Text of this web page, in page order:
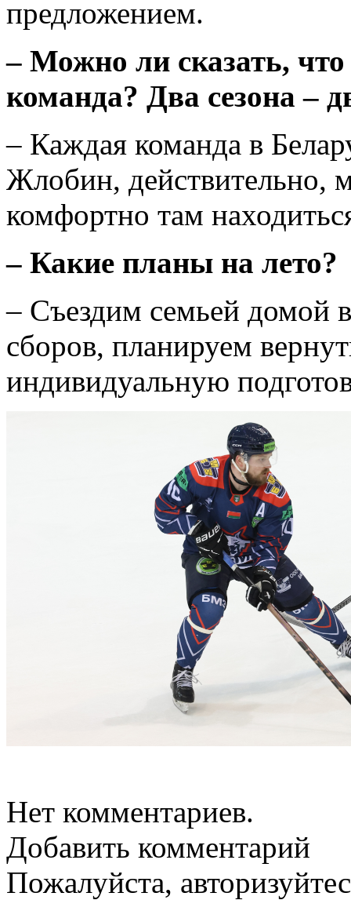
предложением.
– Можно ли сказать,
команда? Два сезона –
– Каждая команда в
Жлобин,
комфортно там
– Какие планы на лето?
– Съездим семьей домой
сборов, планируем
индивидуальную
Нет комментариев.
Добавить комментарий
Пожалуйста,